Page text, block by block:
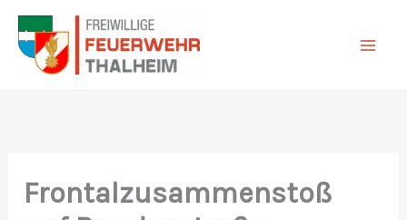
Zum
Inhalt
springen
Frontalzusammenstoß